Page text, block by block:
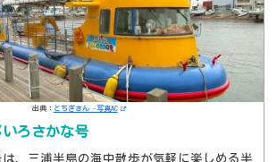
出典： とちぎさん -写真AC
ろさかな号
、三浦半島の海中散歩が気軽に楽しめる半